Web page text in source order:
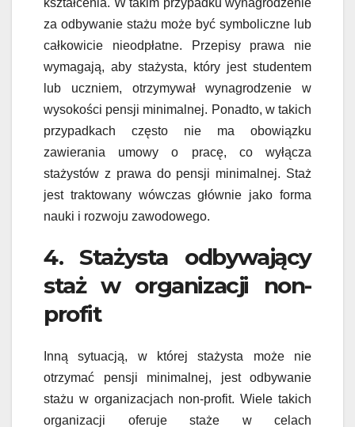
za odbywanie stażu może być symboliczne lub
całkowicie nieodpłatne. Przepisy prawa nie
wymagają, aby stażysta, który jest studentem
lub uczniem, otrzymywał wynagrodzenie w
wysokości pensji minimalnej. Ponadto, w takich
przypadkach często nie ma obowiązku
zawierania umowy o pracę, co wyłącza
stażystów z prawa do pensji minimalnej. Staż
jest traktowany wówczas głównie jako forma
nauki i rozwoju zawodowego.
4. Stażysta odbywający
staż w organizacji non-
profit
Inną sytuacją, w której stażysta może nie
otrzymać pensji minimalnej, jest odbywanie
stażu w organizacjach non-profit. Wiele takich
organizacji oferuje staże w celach